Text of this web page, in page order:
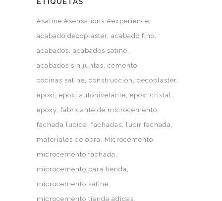
#satine #sensations #experience
acabado decoplaster acabado fino
acabados acabados satine
acabados sin juntas cemento
cocinas satine construcción
decoplaster
epoxi
epoxi autonivelante epoxi cristal
epoxy fabricante de microcemento
fachada lucida
fachadas
lucir fachada
materiales de obra
Microcemento
microcemento fachada
microcemento para tienda
microcemento satine
microcemento tienda adidas